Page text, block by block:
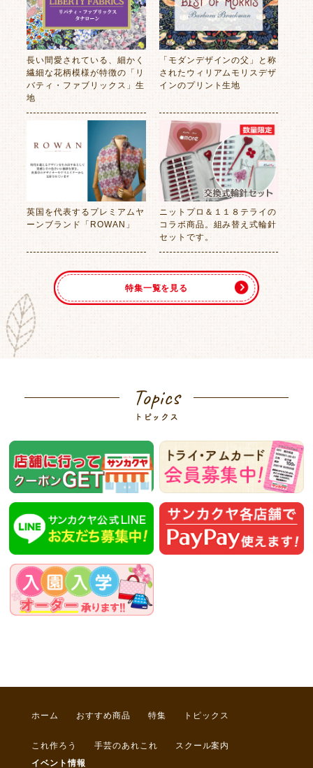
長い間愛されている、細かく
繊細な花柄模様が特徴の「リ
バティ・ファブリックス」生
地
「モダンデザインの父」と称
されたウィリアムモリスデザ
インのプリント生地
英国を代表するプレミアムヤ
ーンブランド「ROWAN」
ニットプロ＆１１８テライの
コラボ商品。組み替え式輪針
セットです。
特集一覧を見る
Topics
トピックス
ホーム おすすめ商品 特集 トピックス
これ作ろう 手芸のあれこれ
スクール案内
イベント情報